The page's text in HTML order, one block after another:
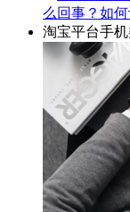
么回事？如何
淘宝平台手